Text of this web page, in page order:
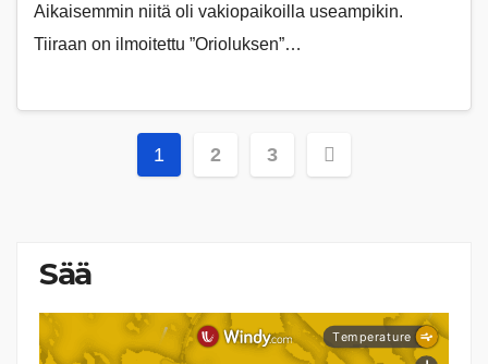
Aikaisemmin niitä oli vakiopaikoilla useampikin.
Tiiraan on ilmoitettu ”Orioluksen”…
Artikkelien
1 2 3
Sää